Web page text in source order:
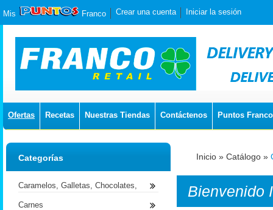
Mis Franco Crear una cuenta Iniciar la sesión
Ofertas Recetas Nuestras Tiendas Contáctenos Puntos Franco
Inicio » Catálogo »
Bienvenido
Categorías
Caramelos, Galletas, Chocolates,
Carnes